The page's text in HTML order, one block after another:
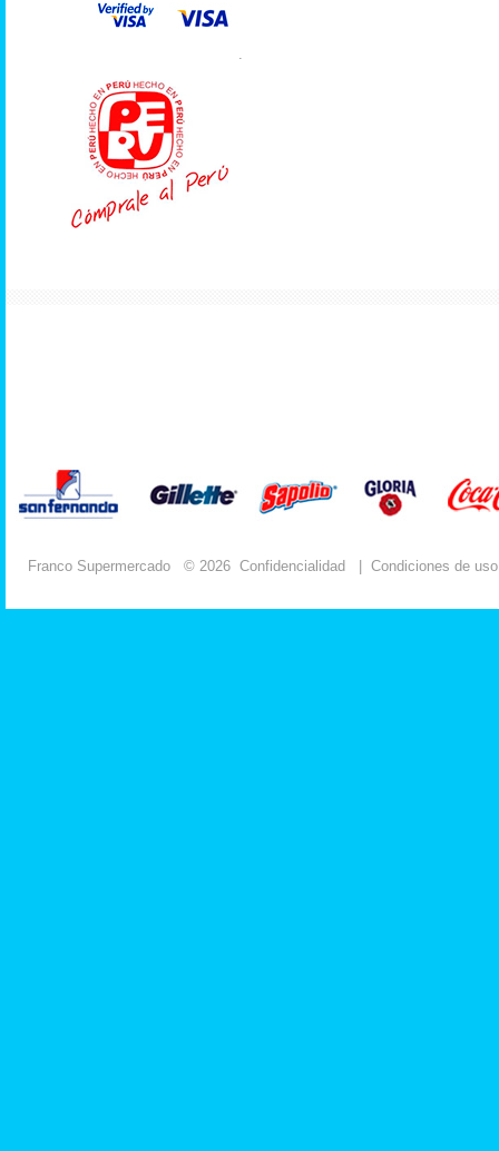
.
Franco Supermercado © 2026 Confidencialidad Condiciones de uso